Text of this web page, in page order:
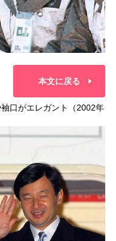
本文に戻る
口がエレガント（2002年